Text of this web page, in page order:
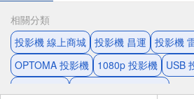
相關分類
投影機 線上商城 投影機 昌運 投影機
OPTOMA 投影機
1080p 投影機 USB